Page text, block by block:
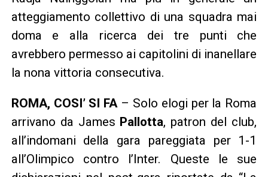
atteggiamento collettivo di una squadra mai
doma e alla ricerca dei tre punti che
avrebbero permesso ai capitolini di inanellare
la nona vittoria consecutiva.
ROMA, COSI’ SI FA – Solo elogi per la Roma
arrivano da James Pallotta, patron del club,
all’indomani della gara pareggiata per 1-1
all’Olimpico contro l’Inter. Queste le sue